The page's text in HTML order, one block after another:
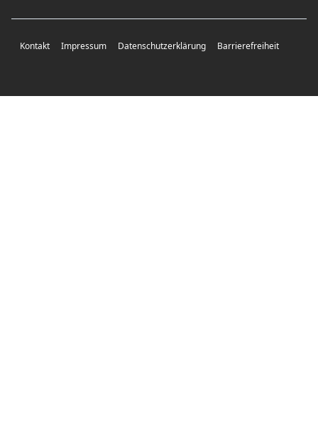
Kontakt Impressum Datenschutzerklärung Barrierefreiheit